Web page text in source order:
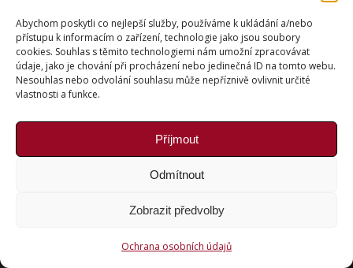
Abychom poskytli co nejlepší služby, používáme k ukládání a/nebo
přístupu k informacím o zařízení, technologie jako jsou soubory
cookies. Souhlas s těmito technologiemi nám umožní zpracovávat
údaje, jako je chování při procházení nebo jedinečná ID na tomto webu.
Nesouhlas nebo odvolání souhlasu může nepříznivě ovlivnit určité
vlastnosti a funkce.
Příjmout
Odmítnout
Zobrazit předvolby
Ochrana osobních údajů